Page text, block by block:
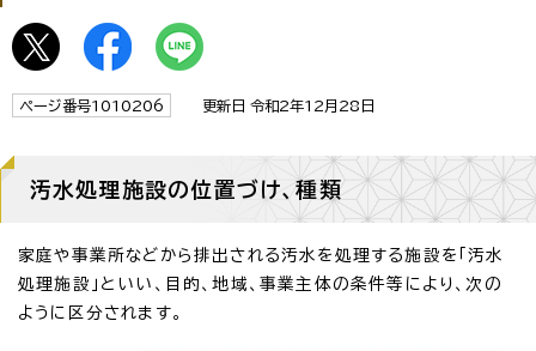
ページ番号1010206 更新日 令和2年12月28日
汚水処理施設の位置づけ、種類
家庭や事業所などから排出される汚水を処理する施設を「汚水
処理施設」といい、目的、地域、事業主体の条件等により、次の
ように区分されます。